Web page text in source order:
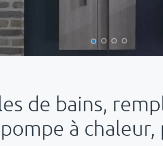
de bains,
à